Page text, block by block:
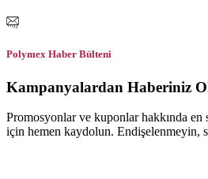
Polymex Haber Bülteni
Kampanyalardan Haberiniz
Promosyonlar ve kuponlar hakkında
için hemen kaydolun. Endişelenmeyin,